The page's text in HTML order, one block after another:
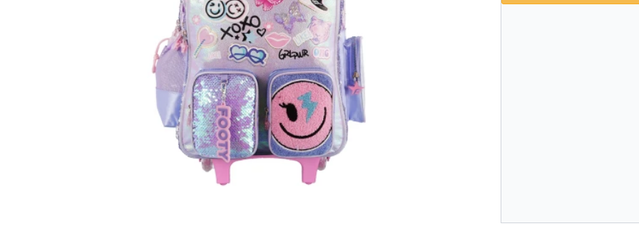
Frente Con Apliques,
Profundidad: 22cm